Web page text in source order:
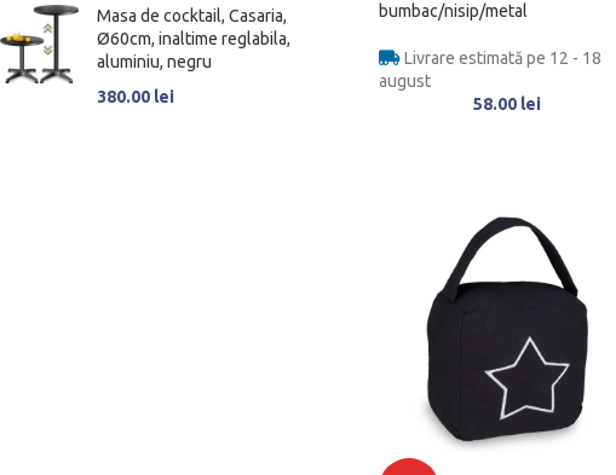
Masa de cocktail, Casaria,
Ø60cm, inaltime reglabila,
aluminiu, negru
380.00 lei
bumbac/nisip/metal
Livrare estimată pe 12 - 18
august
58.00 lei